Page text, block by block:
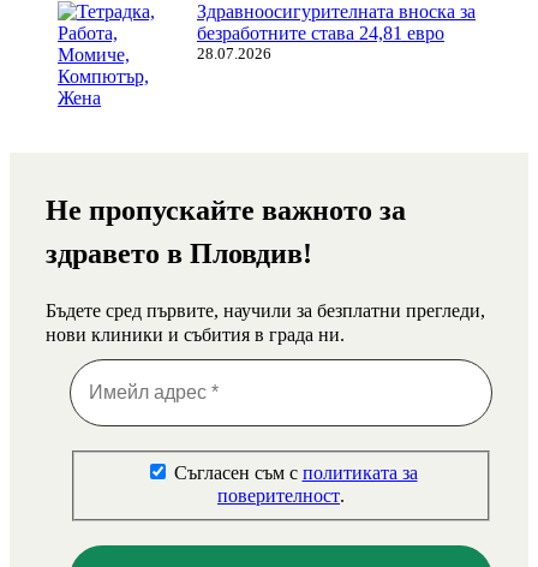
Здравноосигурителната вноска за
безработните става 24,81 евро
28.07.2026
Не пропускайте важното за
здравето в Пловдив!
Бъдете сред първите, научили за безплатни прегледи,
нови клиники и събития в града ни.
Съгласен съм с политиката за
поверителност.